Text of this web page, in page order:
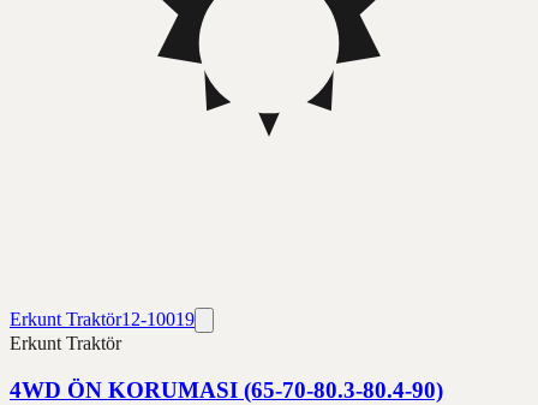
Erkunt Traktör12-10019
Erkunt Traktör
4WD ÖN KORUMASI (65-70-80.3-80.4-90)